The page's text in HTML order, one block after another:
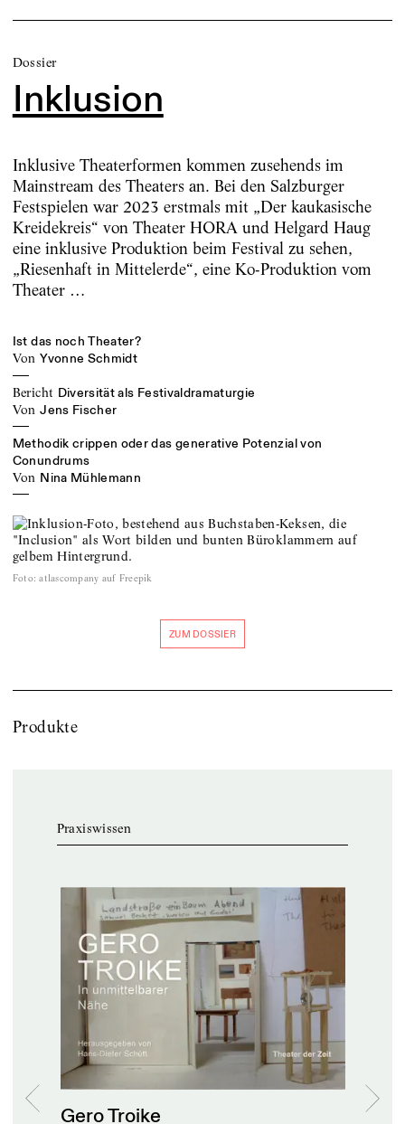
Dossier
Inklusion
Inklusive Theaterformen kommen zusehends im
Mainstream des Theaters an. Bei den Salzburger
Festspielen war 2023 erstmals mit „Der kaukasische
Kreidekreis“ von Theater HORA und Helgard Haug
eine inklusive Produktion beim Festival zu sehen,
„Riesenhaft in Mittelerde“, eine Ko-Produktion vom
Theater …
Ist das noch Theater?
von Yvonne Schmidt
Bericht Diversität als Festivaldramaturgie
von Jens Fischer
Methodik crippen oder das generative Potenzial von
Conundrums
von Nina Mühlemann
Foto: atlascompany auf Freepik
ZUM DOSSIER
Produkte
Praxiswissen
Gero Troike